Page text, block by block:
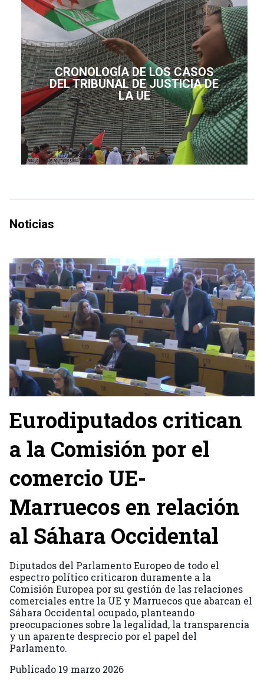
CRONOLOGÍA DE LOS CASOS
DEL TRIBUNAL DE JUSTICIA DE
LA UE
Noticias
Eurodiputados critican
a la Comisión por el
comercio UE-
Marruecos en relación
al Sáhara Occidental
Diputados del Parlamento Europeo de todo el
espectro político criticaron duramente a la
Comisión Europea por su gestión de las relaciones
comerciales entre la UE y Marruecos que abarcan el
Sáhara Occidental ocupado, planteando
preocupaciones sobre la legalidad, la transparencia
y un aparente desprecio por el papel del
Parlamento.
Publicado 19 marzo 2026